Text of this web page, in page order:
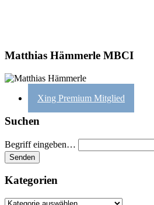
Matthias Hämmerle MBCI
Xing Premium Mitglied
Suchen
Begriff eingeben…
Kategorien
Kategorien